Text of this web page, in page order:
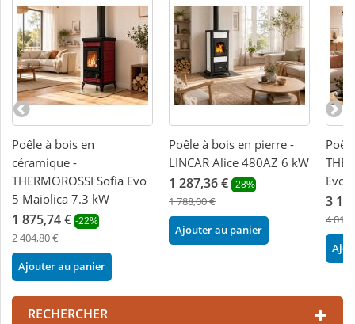
Poêle à bois en
céramique -
THERMOROSSI Sofia Evo
5 Maiolica 7.3 kW
1 875,74 € -22%
2 404,80 €
Ajouter au panier
Poêle à bois en pierre -
LINCAR Alice 480AZ 6 kW
1 287,36 € -28%
1 788,00 €
Ajouter au panier
3
4
RECHERCHER